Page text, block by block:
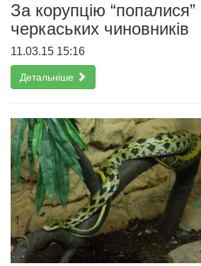
За корупцію “попалися”
черкаських чиновників
11.03.15 15:16
Детальніше